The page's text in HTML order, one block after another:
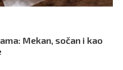
Mekan, sočan i kao